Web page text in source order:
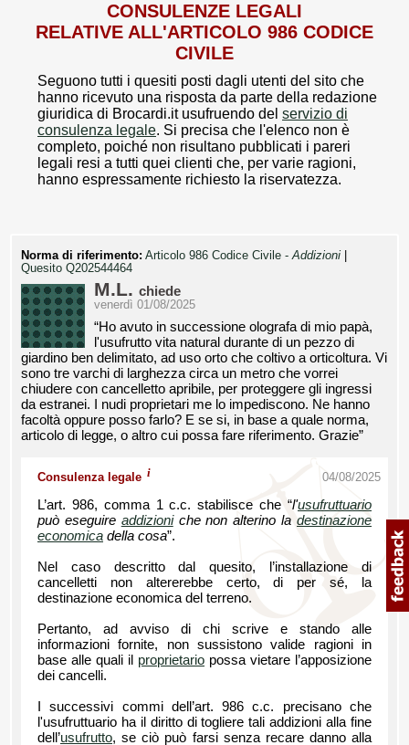
CONSULENZE LEGALI
RELATIVE ALL'ARTICOLO 986 CODICE
CIVILE
Seguono tutti i quesiti posti dagli utenti del sito che
hanno ricevuto una risposta da parte della redazione
giuridica di Brocardi.it usufruendo del servizio di
consulenza legale. Si precisa che l'elenco non è
completo, poiché non risultano pubblicati i pareri
legali resi a tutti quei clienti che, per varie ragioni,
hanno espressamente richiesto la riservatezza.
Norma di riferimento: Articolo 986 Codice Civile -Addizioni
Quesito Q202544464
M.L. chiede
venerdì 01/08/2025
“Ho avuto in successione olografa di mio papà,
l'usufrutto vita natural durante di un pezzo di
giardino ben delimitato, ad uso orto che coltivo a orticoltura. Vi
sono tre varchi di larghezza circa un metro che vorrei
chiudere con cancelletto apribile, per proteggere gli ingressi
da estranei. I nudi proprietari me lo impediscono. Ne hanno
facoltà oppure posso farlo? E se si, in base a quale norma,
articolo di legge, o altro cui possa fare riferimento. Grazie”
Consulenza legale i 04/08/2025
L’art. 986, comma 1 c.c. stabilisce che “l'usufruttuario
può eseguire addizioniche non alterino ladestinazione
economica della cosa”.
Nel caso descritto dal quesito, l’installazione di
cancelletti non altererebbe certo, di per sé, la
destinazione economica del terreno.
Pertanto, ad avviso di chi scrive e stando alle
informazioni fornite, non sussistono valide ragioni in
base alle quali il proprietario possa vietare l’apposizione
dei cancelli.
I successivi commi dell’art. 986 c.c. precisano che
l'usufruttuario ha il diritto di togliere tali addizioni alla fine
dell’usufrutto, se ciò può farsi senza recare danno alla